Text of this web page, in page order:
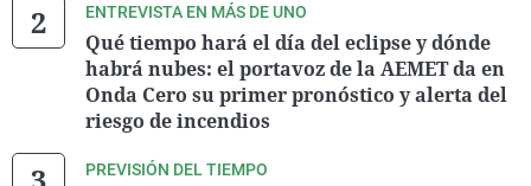
ENTREVISTA EN MÁS DE UNO
Qué tiempo hará el día del eclipse y dónde
habrá nubes: el portavoz de la AEMET da en
Onda Cero su primer pronóstico y alerta del
riesgo de incendios
PREVISIÓN DEL TIEMPO